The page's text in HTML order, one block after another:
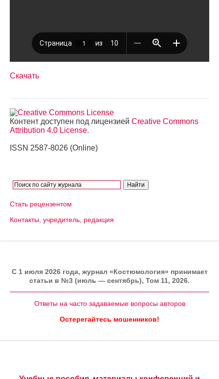
Скачать
Контент доступен под лицензией Creative Commons
Attribution 4.0 License.
ISSN 2587-8026 (Online)
Стать рецензентом
Контакты, учредитель, редакция
C 1 июля 2026 года, журнал «Костюмология» принимает
статьи в №3 (июль — сентябрь), Том 11, 2026.
Ответы на часто задаваемые вопросы авторов
Остерегайтесь мошенников!